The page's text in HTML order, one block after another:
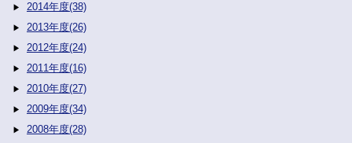
2014年度(38)
2013年度(26)
2012年度(24)
2011年度(16)
2010年度(27)
2009年度(34)
2008年度(28)